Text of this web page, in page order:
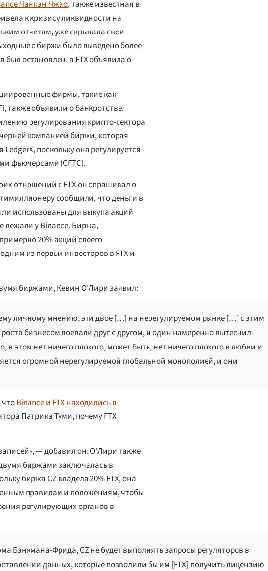
Чанпэн Чжао, также известная в
к кризису ликвидности на
отчетам, уже скрывала свои
с биржи было выведено более
был остановлен, а FTX объявила о
фирмы, такие как
также объявили о банкротстве.
регулирования крипто-сектора
компанией биржи, которая
поскольку она регулируется
фьючерсами (CFTC).
отношений с FTX он спрашивал о
сообщили, что деньги в
использованы для выкупа акций
лежали у Binance. Биржа,
20% акций своего
из первых инвесторов в FTX и
биржами, Кевин О'Лири заявил:
личному мнению, эти двое […] на нерегулируемом рынке […] с этим
бизнесом воевали друг с другом, и один намеренно вытеснил
в этом нет ничего плохого, может быть, нет ничего плохого в любви и
огромной нерегулируемой глобальной монополией, и они
Binance и FTX находились в
Патрика Туми, почему FTX
— добавил он. О'Лири также
биржами заключалась в
биржа CZ владела 20% FTX, она
правилам и положениям, чтобы
регулирующих органов в
Бэнкмана-Фрида, CZ не будет выполнять запросы регуляторов в
данных, которые позволили бы им [FTX] получить лицензию